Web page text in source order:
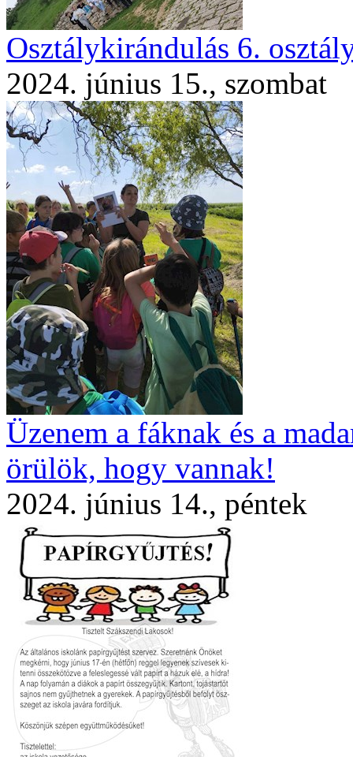
Osztálykirándulás 6.
2024. június 15., szombat
Üzenem a fáknak és a
örülök, hogy vannak!
2024. június 14., péntek